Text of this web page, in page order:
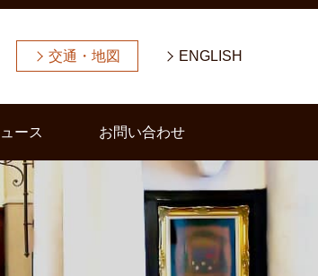
交通・地図 ENGLISH
ース お問い合わせ